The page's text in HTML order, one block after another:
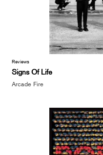
Reviews
Signs Of Life
Arcade Fire